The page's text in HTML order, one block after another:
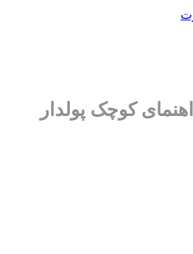
کوچک پولدار